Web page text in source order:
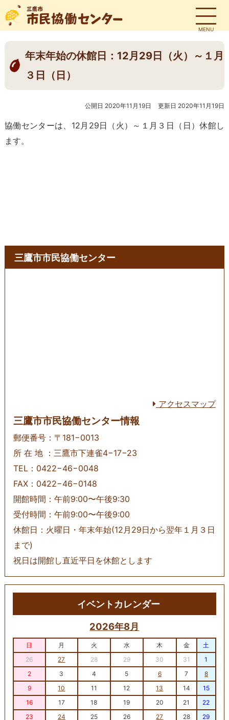
MENU
年末年始の休館日：12月29日（火）～１月
３日（日）
公開日 2020年11月19日 更新日 2020年11月19日
協働センターは、12月29日（火）～１月３日（日）休館し
ます。
三鷹市市民協働センター
アクセスマップ
三鷹市市民協働センター情報
郵便番号：〒181−0013
所 在 地 ：三鷹市下連雀4−17−23
TEL：0422−46−0048
FAX：0422−46−0148
開館時間：午前9:00〜午後9:30
受付時間：午前9:00〜午後9:00
休館日：火曜日・年末年始(12月29日から翌年１月３日
まで)
祝日は開館し直近平日を休館とします
イベントカレンダー
2026年8月
日 月 火 水 木 金
土
26
27 28 29 30 31
1
2
3 4 5 6 7
8
9
10 11 12 13 14
15
16
17 18 19 20 21
22
23
24 25 26 27 28
29